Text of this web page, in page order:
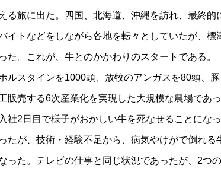
る旅に出た。四国、北海道、沖縄を訪れ、最終的
イトなどをしながら各地を転々としていたが、標
た。これが、牛とのかかわりのスタートである。
スタインを1000頭、放牧のアンガスを80頭、
販売する6次産業化を実現した大規模な農場であ
社2日目で様子がおかしい牛を死なせることにな
たが、技術・経験不足から、病気やけがで倒れる
った。テレビの仕事と同じ状況であったが、2つ